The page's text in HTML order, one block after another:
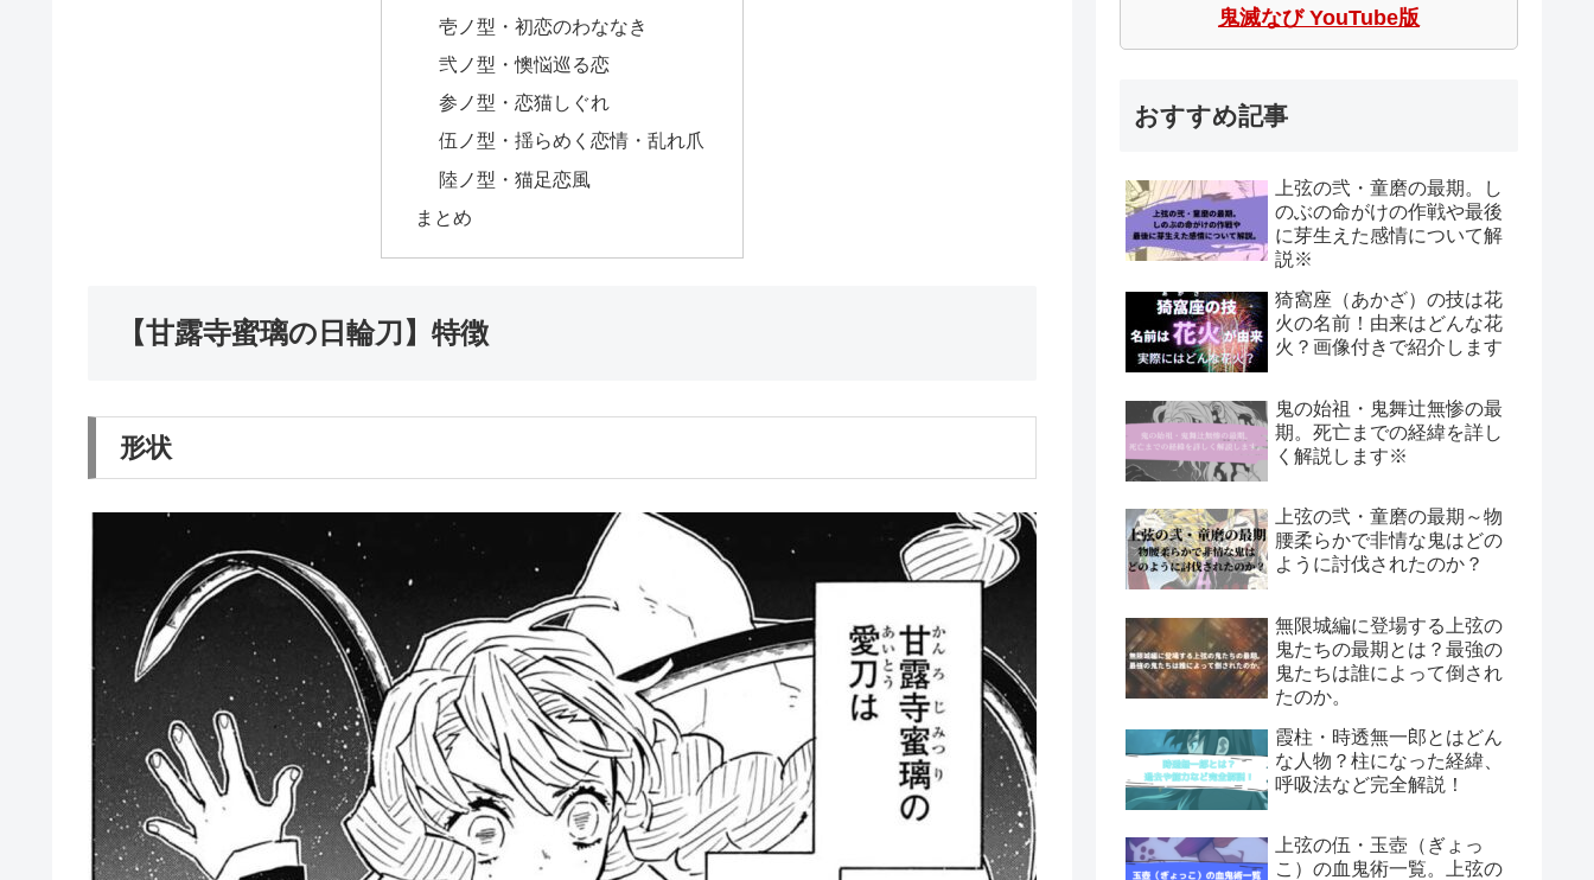
壱ノ型・初恋のわななき
弐ノ型・懊悩巡る恋
参ノ型・恋猫しぐれ
伍ノ型・揺らめく恋情・乱れ爪
陸ノ型・猫足恋風
まとめ
【甘露寺蜜璃の日輪刀】特徴
形状
鬼滅なび YouTube版
おすすめ記事
上弦の弐・童磨の最期。し
のぶの命がけの作戦や最後
に芽生えた感情について解
説※
猗窩座（あかざ）の技は花
火の名前！由来はどんな花
火？画像付きで紹介します
鬼の始祖・鬼舞辻無惨の最
期。死亡までの経緯を詳し
く解説します※
上弦の弐・童磨の最期～物
腰柔らかで非情な鬼はどの
ように討伐されたのか？
無限城編に登場する上弦の
鬼たちの最期とは？最強の
鬼たちは誰によって倒され
たのか。
霞柱・時透無一郎とはどん
な人物？柱になった経緯、
呼吸法など完全解説！
上弦の伍・玉壺（ぎょっ
こ）の血鬼術一覧。上弦の